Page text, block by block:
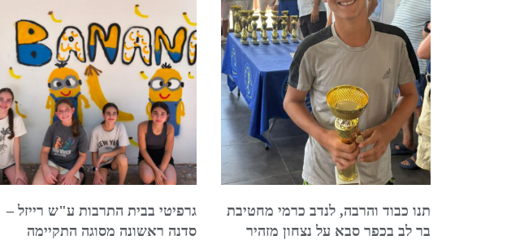
תנו כבוד והרבה, לנדב כרמי מחטיבת
בר לב בכפר סבא על נצחון מזהיר
גרפיטי בבית התרבות ע"ש רייזל –
סדנה ראשונה מסוגה התקיימה